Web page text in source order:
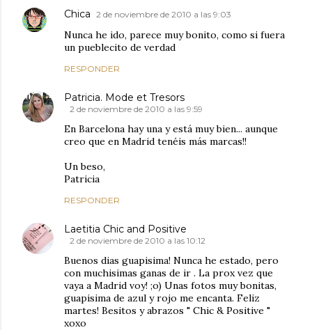
Chica 2 de noviembre de 2010 a las 9:03
Nunca he ido, parece muy bonito, como si fuera
un pueblecito de verdad
RESPONDER
Patricia. Mode et Tresors
2 de noviembre de 2010 a las 9:59
En Barcelona hay una y está muy bien... aunque
creo que en Madrid tenéis más marcas!!
Un beso,
Patricia
RESPONDER
Laetitia Chic and Positive
2 de noviembre de 2010 a las 10:12
Buenos dias guapisima! Nunca he estado, pero
con muchisimas ganas de ir . La prox vez que
vaya a Madrid voy! ;o) Unas fotos muy bonitas,
guapisima de azul y rojo me encanta. Feliz
martes! Besitos y abrazos " Chic & Positive "
xoxo